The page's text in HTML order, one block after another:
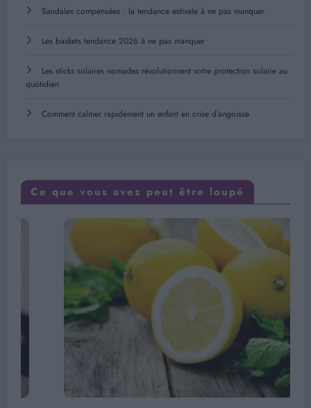
Sandales compensées : la tendance estivale à ne pas manquer
Les baskets tendance 2026 à ne pas manquer
Les sticks solaires nomades révolutionnent votre protection solaire au
quotidien
Comment calmer rapidement un enfant en crise d’angoisse
Ce que vous avez peut être loupé